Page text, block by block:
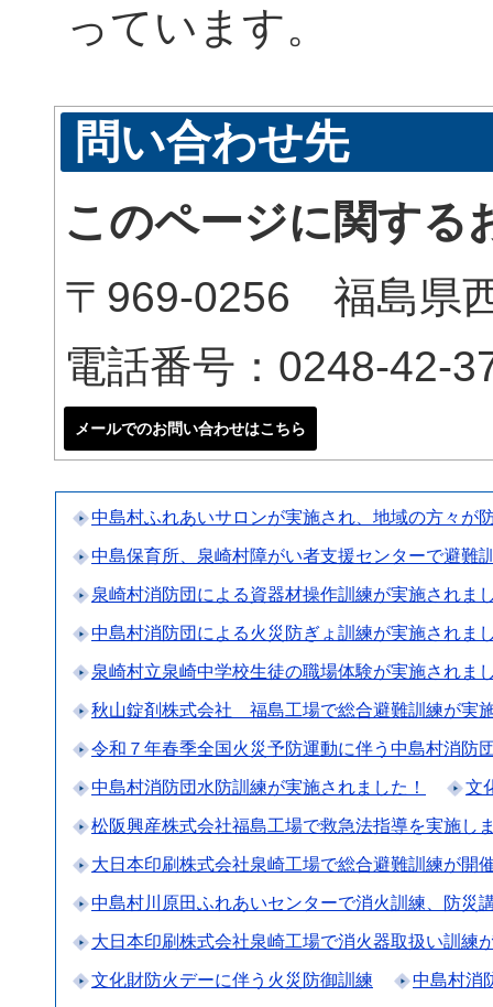
っています。
問い合わせ先
このページに関する
〒969-0256 福島県
電話番号：0248-42-
メールでのお問い合わせはこちら
中島村ふれあいサロンが実施され、地域の方々が
中島保育所、泉崎村障がい者支援センターで避難
泉崎村消防団による資器材操作訓練が実施されま
中島村消防団による火災防ぎょ訓練が実施されま
泉崎村立泉崎中学校生徒の職場体験が実施されま
秋山錠剤株式会社 福島工場で総合避難訓練が実
令和７年春季全国火災予防運動に伴う中島村消防
中島村消防団水防訓練が実施されました！ 文
松阪興産株式会社福島工場で救急法指導を実施し
大日本印刷株式会社泉崎工場で総合避難訓練が開
中島村川原田ふれあいセンターで消火訓練、防災
大日本印刷株式会社泉崎工場で消火器取扱い訓練
文化財防火デーに伴う火災防御訓練 中島村消